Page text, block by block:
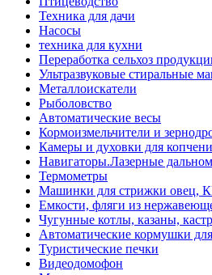
Техника для дачи
Насосы
техника для кухни
Переработка сельхоз
Ультразвуковые стиральные
Металлоискатели
Рыболовство
Автоматические весы
Кормоизмельчители и
Камеры и духовки для
Навигаторы.Лазерные
Термометры
Машинки для стрижки овец,
Емкости, фляги из
Чугунные котлы, казаны,
Автоматические кормушки
Туристические печки
Видеодомофон